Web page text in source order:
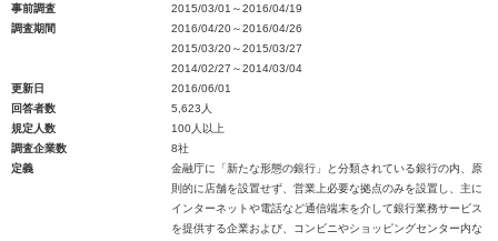
事前調査
2015/03/01～2016/04/19
調査期間
2016/04/20～2016/04/26
2015/03/20～2015/03/27
2014/02/27～2014/03/04
更新日
2016/06/01
回答者数
5,623人
規定人数
100人以上
調査企業数
8社
定義
金融庁に「新たな形態の銀行」と分類されている銀行の内、原
則的に店舗を設置せず、営業上必要な拠点のみを設置し、主に
インターネットや電話など通信端末を介して銀行業務サービス
を提供する企業および、コンビニやショッピングセンター内な